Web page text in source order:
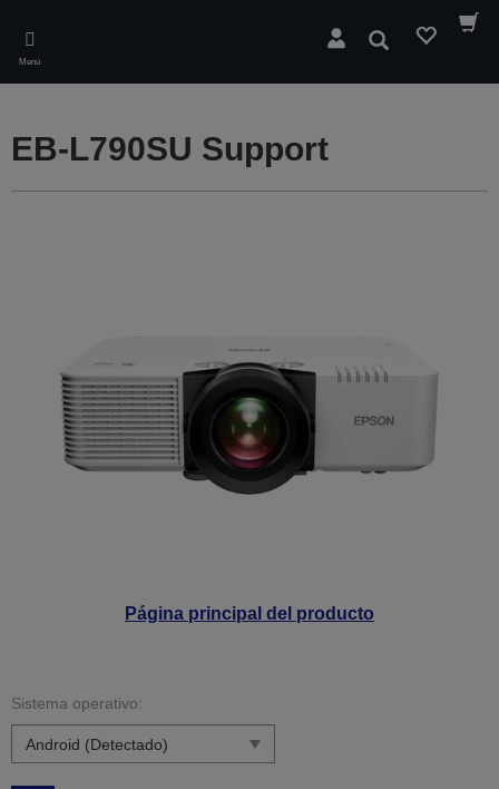
main
content
Menú
Buscar
Página principal del producto
EB-L790SU Support
Sistema operativo: